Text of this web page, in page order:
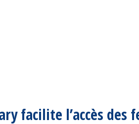
facilite l’accès